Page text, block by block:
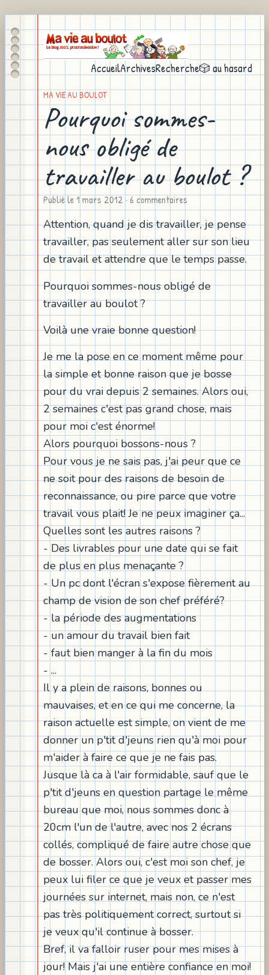
AccueilArchivesRecherche🎲 au hasard
MA VIE AU BOULOT
Pourquoi sommes-
nous obligé de
travailler au boulot ?
Publié le1 mars 2012· 6 commentaires
Attention, quand je dis travailler, je pense
travailler, pas seulement aller sur son lieu
de travail et attendre que le temps passe.
Pourquoi sommes-nous obligé de
travailler au boulot ?
Voilà une vraie bonne question!
Je me la pose en ce moment même pour
la simple et bonne raison que je bosse
pour du vrai depuis 2 semaines. Alors oui,
2 semaines c'est pas grand chose, mais
pour moi c'est énorme!
Alors pourquoi bossons-nous ?
Pour vous je ne sais pas, j'ai peur que ce
ne soit pour des raisons de besoin de
reconnaissance, ou pire parce que votre
travail vous plait! Je ne peux imaginer ça...
Quelles sont les autres raisons ?
- Des livrables pour une date qui se fait
de plus en plus menaçante ?
- Un pc dont l'écran s'expose fièrement au
champ de vision de son chef préféré?
- la période des augmentations
- un amour du travail bien fait
- faut bien manger à la fin du mois
- ...
Il y a plein de raisons, bonnes ou
mauvaises, et en ce qui me concerne, la
raison actuelle est simple, on vient de me
donner un p'tit d'jeuns rien qu'à moi pour
m'aider à faire ce que je ne fais pas.
Jusque là ca à l'air formidable, sauf que le
p'tit d'jeuns en question partage le même
bureau que moi, nous sommes donc à
20cm l'un de l'autre, avec nos 2 écrans
collés, compliqué de faire autre chose que
de bosser. Alors oui, c'est moi son chef, je
peux lui filer ce que je veux et passer mes
journées sur internet, mais non, ce n'est
pas très politiquement correct, surtout si
je veux qu'il continue à bosser.
Bref, il va falloir ruser pour mes mises à
jour! Mais j'ai une entière confiance en moi!